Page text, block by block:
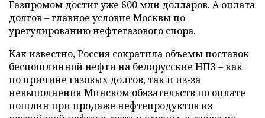
Газпромом достиг уже 600 млн долларов. А оплата
долгов – главное условие Москвы по
урегулированию нефтегазового спора.
Как известно, Россия сократила объемы поставок
беспошлинной нефти на белорусские НПЗ – как
по причине газовых долгов, так и из-за
невыполнения Минском обязательств по оплате
пошлин при продаже нефтепродуктов из